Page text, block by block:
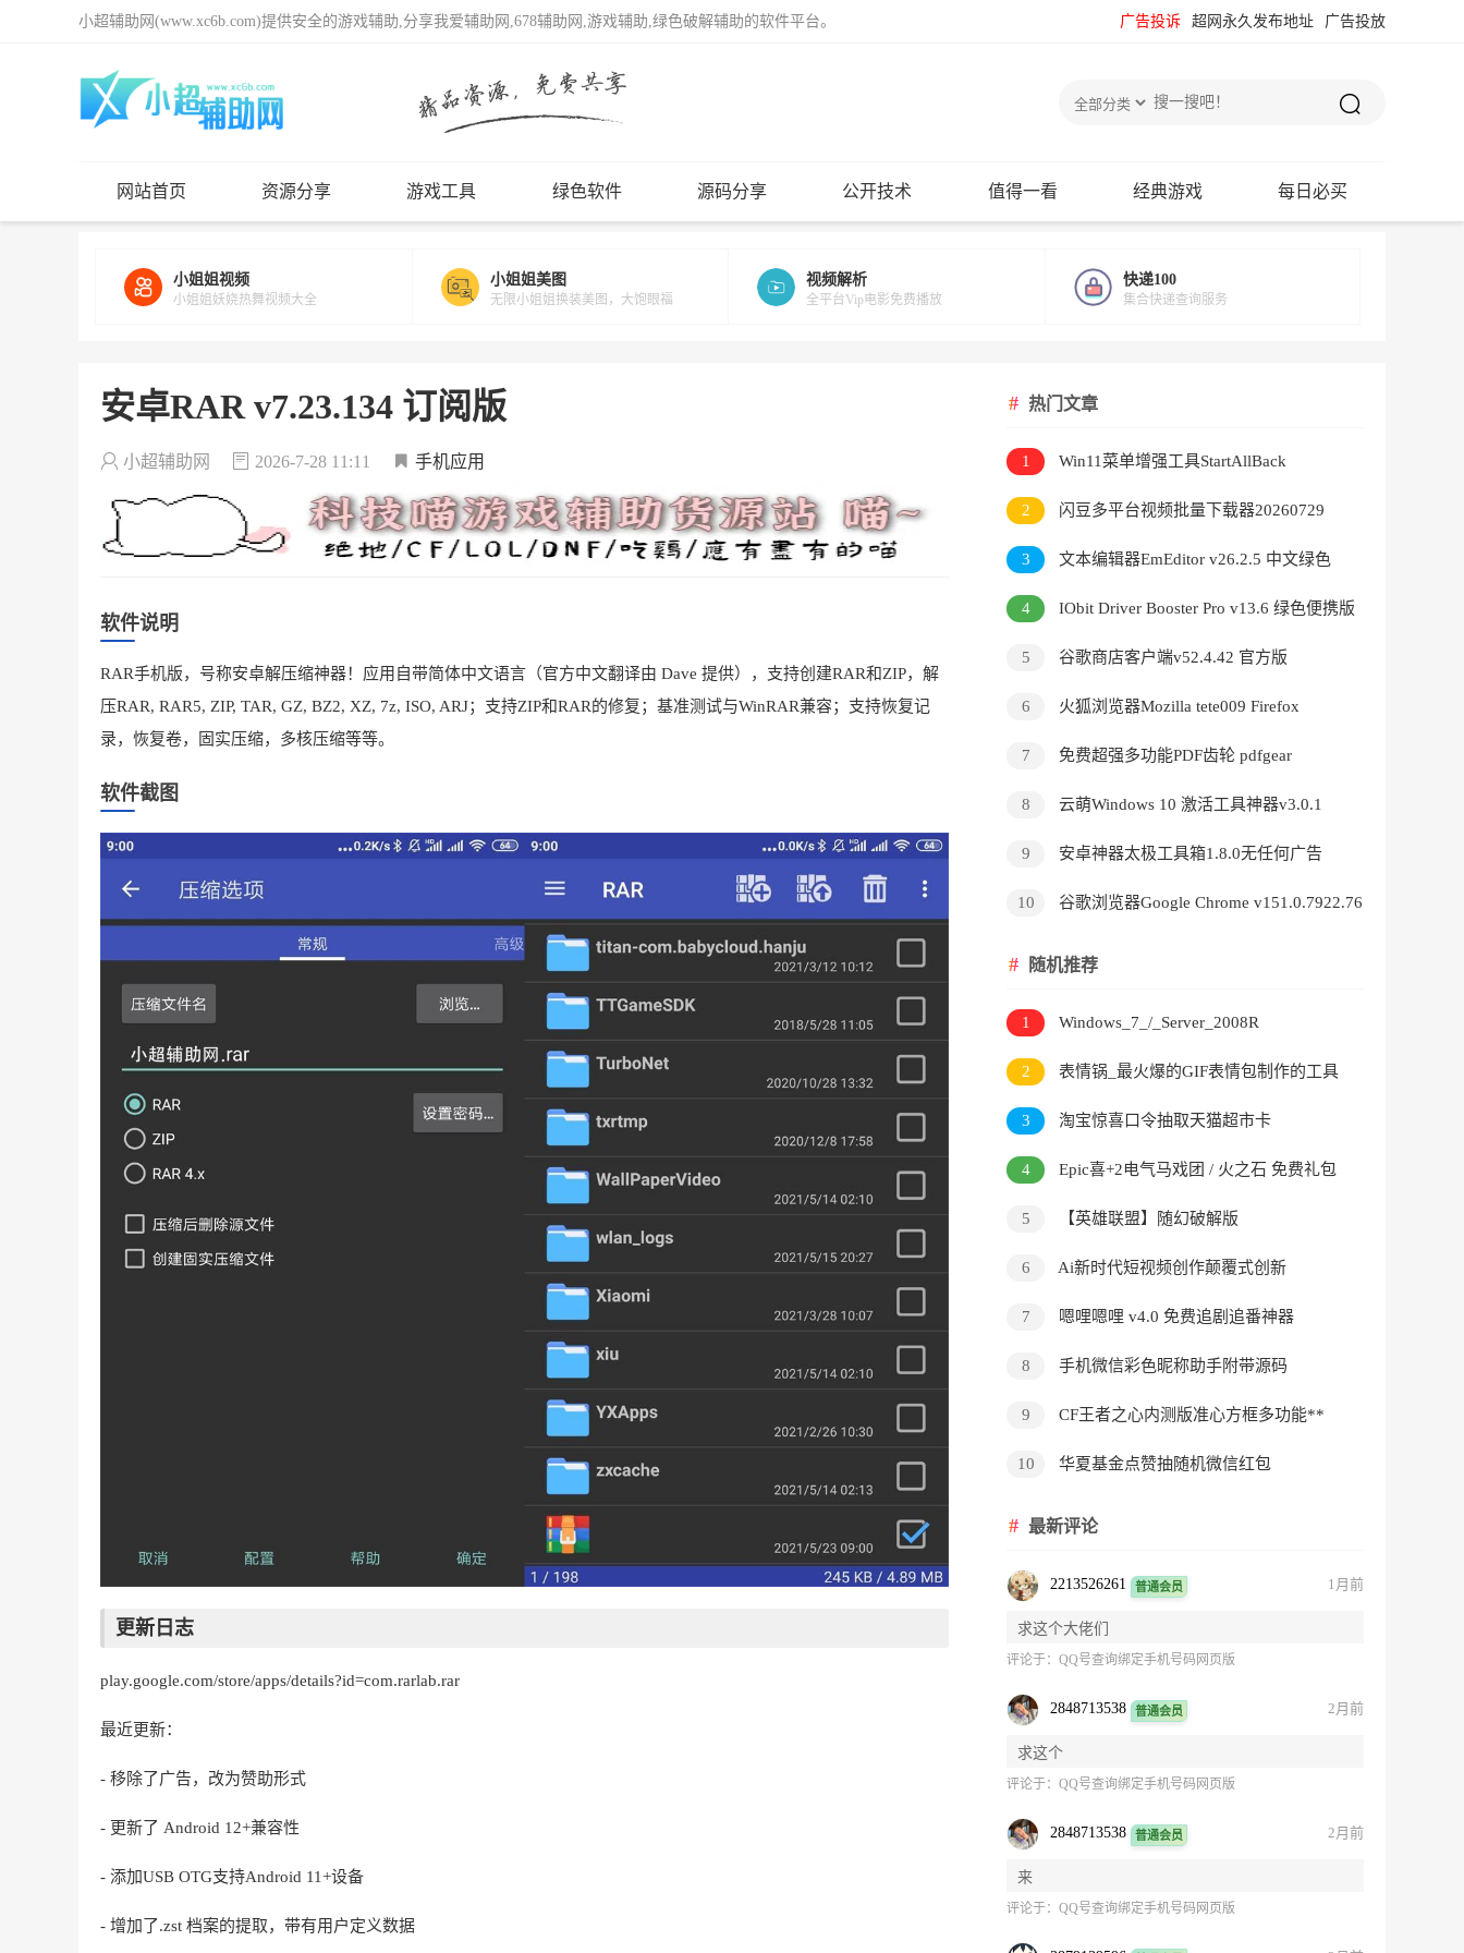
小超辅助网(www.xc6b.com)提供安全的游戏辅助,分享我爱辅助网,678辅助网,游戏辅助,绿色破解辅助的软件平台。 广告投放
超网永久发布地址
广告投诉
网站首页 资源分享 游戏工具 绿色软件 源码分享 公开技术 值得一看 经典游戏 每日必买
小姐姐视频
小姐姐妖娆热舞视频大全
小姐姐美图
无限小姐姐换装美图，大饱眼福
视频解析
全平台Vip电影免费播放
快递100
集合快递查询服务
安卓RAR v7.23.134 订阅版
小超辅助网 2026-7-28 11:11 手机应用
软件说明
RAR手机版，号称安卓解压缩神器！应用自带简体中文语言（官方中文翻译由 Dave 提供），支持创建RAR和ZIP，解
压RAR, RAR5, ZIP, TAR, GZ, BZ2, XZ, 7z, ISO, ARJ；支持ZIP和RAR的修复；基准测试与WinRAR兼容；支持恢复记
录，恢复卷，固实压缩，多核压缩等等。
软件截图
更新日志
play.google.com/store/apps/details?id=com.rarlab.rar
最近更新：
- 移除了广告，改为赞助形式
- 更新了 Android 12+兼容性
- 添加USB OTG支持Android 11+设备
- 增加了.zst 档案的提取，带有用户定义数据
热门文章
1
Win11菜单增强工具StartAllBack
v3.9.24.5378直装版
2
闪豆多平台视频批量下载器20260729
3
文本编辑器EmEditor v26.2.5 中文绿色
版
4
IObit Driver Booster Pro v13.6 绿色便携版
5 谷歌商店客户端v52.4.42 官方版
6
火狐浏览器Mozilla tete009 Firefox
7
免费超强多功能PDF齿轮 pdfgear
8
云萌Windows 10 激活工具神器v3.0.1
9 安卓神器太极工具箱1.8.0无任何广告
10
谷歌浏览器Google Chrome v151.0.7922.76
随机推荐
1
Windows_7_/_Server_2008R
[7601.27615]
2
表情锅_最火爆的GIF表情包制作的工具
3 淘宝惊喜口令抽取天猫超市卡
4 Epic喜+2电气马戏团 / 火之石 免费礼包
5 【英雄联盟】随幻破解版
6 Ai新时代短视频创作颠覆式创新
7 嗯哩嗯哩 v4.0 免费追剧追番神器
8 手机微信彩色昵称助手附带源码
9 CF王者之心内测版准心方框多功能**
10 华夏基金点赞抽随机微信红包
最新评论
2213526261 普通会员 1月前
求这个大佬们
评论于：QQ号查询绑定手机号码网页版
2848713538 普通会员 2月前
求这个
评论于：QQ号查询绑定手机号码网页版
2848713538 普通会员 2月前
来
评论于：QQ号查询绑定手机号码网页版